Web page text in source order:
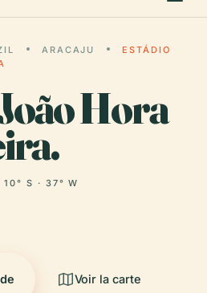
ARACAJU
ESTÁDIO
Hora
10° S · 37° W
Voir la carte